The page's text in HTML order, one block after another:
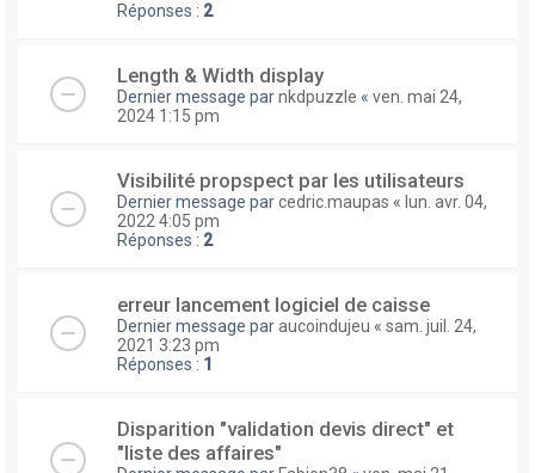
Réponses : 2
Length & Width display
Dernier message parnkdpuzzle « ven. mai 24,
2024 1:15 pm
Visibilité propspect par les utilisateurs
Dernier message parcedric.maupas « lun. avr. 04,
2022 4:05 pm
Réponses : 2
erreur lancement logiciel de caisse
Dernier message paraucoindujeu « sam. juil. 24,
2021 3:23 pm
Réponses : 1
Disparition "validation devis direct" et
"liste des affaires"